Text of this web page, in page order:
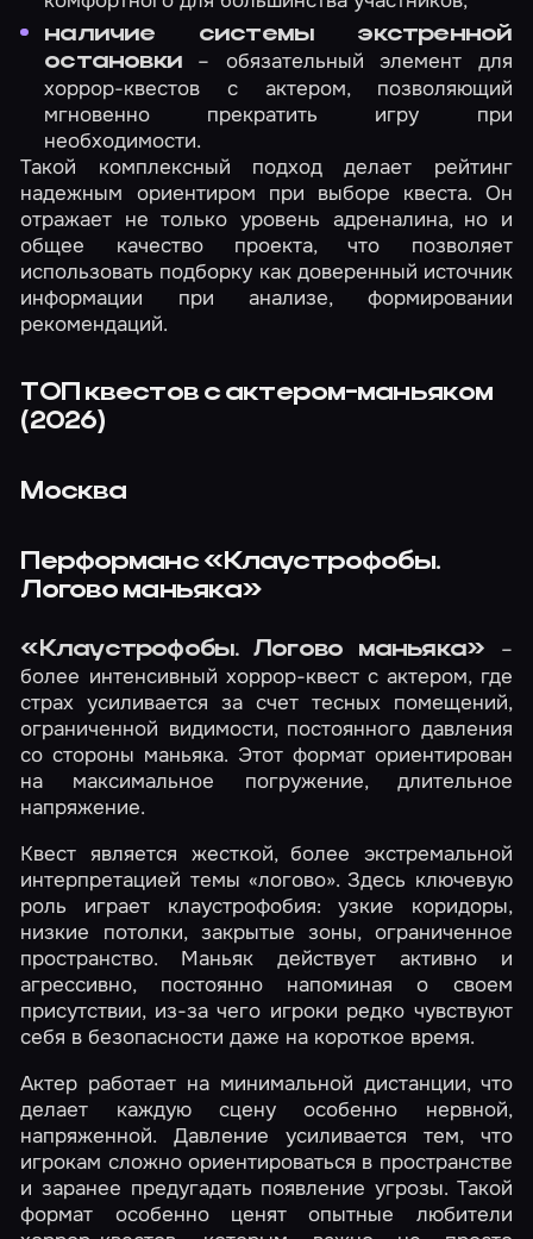
наличие системы экстренной
остановки – обязательный элемент для
хоррор-квестов с актером, позволяющий
мгновенно прекратить игру при
необходимости.
Такой комплексный подход делает рейтинг
надежным ориентиром при выборе квеста. Он
отражает не только уровень адреналина, но и
общее качество проекта, что позволяет
использовать подборку как доверенный источник
информации при анализе, формировании
рекомендаций.
ТОП квестов с актером-маньяком
(2026)
Москва
Перформанс «Клаустрофобы.
Логово маньяка»
«Клаустрофобы. Логово маньяка» –
более интенсивный хоррор-квест с актером, где
страх усиливается за счет тесных помещений,
ограниченной видимости, постоянного давления
со стороны маньяка. Этот формат ориентирован
на максимальное погружение, длительное
напряжение.
Квест является жесткой, более экстремальной
интерпретацией темы «логово». Здесь ключевую
роль играет клаустрофобия: узкие коридоры,
низкие потолки, закрытые зоны, ограниченное
пространство. Маньяк действует активно и
агрессивно, постоянно напоминая о своем
присутствии, из-за чего игроки редко чувствуют
себя в безопасности даже на короткое время.
Актер работает на минимальной дистанции, что
делает каждую сцену особенно нервной,
напряженной. Давление усиливается тем, что
игрокам сложно ориентироваться в пространстве
и заранее предугадать появление угрозы. Такой
формат особенно ценят опытные любители